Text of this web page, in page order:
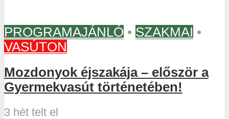
PROGRAMAJÁNLÓ • SZAKMAI •
VASÚTON
Mozdonyok éjszakája – először a
Gyermekvasút történetében!
3 hét telt el